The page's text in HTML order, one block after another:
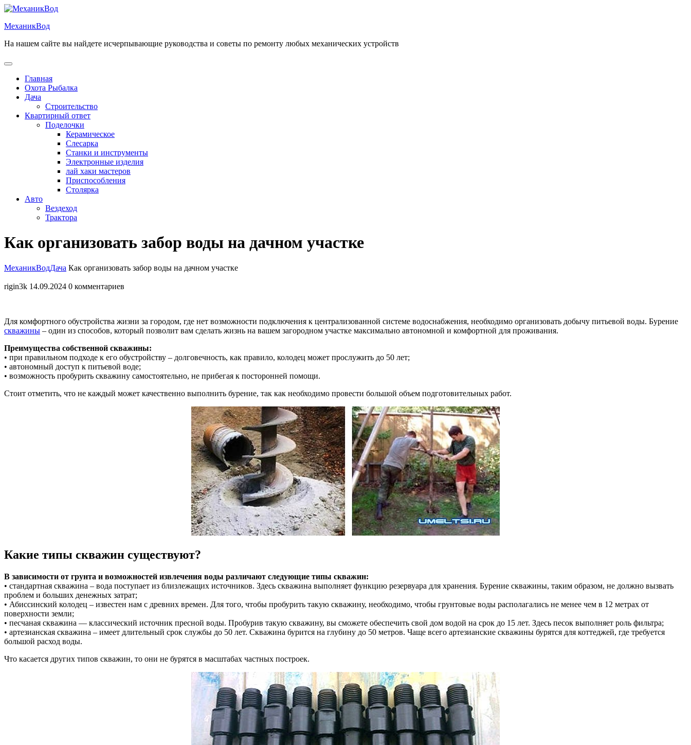
Перейти
содержимому
МеханикВод
На нашем сайте вы найдете исчерпывающие руководства и советы по ремонту любых механических устройств
Открыть
Главная
Охота Рыбалка
Дача
Строительство
Квартирный ответ
Поделочки
Керамическое
Слесарка
Станки и инструменты
Электронные изделия
лай хаки мастеров
Приспособления
Столярка
Авто
Вездеход
Трактора
меню
Как организовать забор воды на дачном участке
МеханикВодДача Как организовать забор воды на дачном участке
rigin3k 14.09.2024 0 комментариев
Для комфортного обустройства жизни за городом, где нет возможности подключения к централизованной системе водоснабжения, необходимо организовать добычу питьевой воды. Бурение
скважины – один из способов, который позволит вам сделать жизнь на вашем загородном участке максимально автономной и комфортной для проживания.
Преимущества собственной скважины:
• при правильном подходе к его обустройству – долговечность, как правило, колодец может прослужить до 50 лет;
• автономный доступ к питьевой воде;
• возможность пробурить скважину самостоятельно, не прибегая к посторонней помощи.
Стоит отметить, что не каждый может качественно выполнить бурение, так как необходимо провести большой объем подготовительных работ.
Какие типы скважин существуют?
В зависимости от грунта и возможностей извлечения воды различают следующие типы скважин:
• стандартная скважина – вода поступает из близлежащих источников. Здесь скважина выполняет функцию резервуара для хранения. Бурение скважины, таким образом, не должно вызвать
проблем и больших денежных затрат;
• Абиссинский колодец – известен нам с древних времен. Для того, чтобы пробурить такую ​​скважину, необходимо, чтобы грунтовые воды располагались не менее чем в 12 метрах от
поверхности земли;
• песчаная скважина — классический источник пресной воды. Пробурив такую ​​скважину, вы сможете обеспечить свой дом водой на срок до 15 лет. Здесь песок выполняет роль фильтра;
• артезианская скважина – имеет длительный срок службы до 50 лет. Скважина бурится на глубину до 50 метров. Чаще всего артезианские скважины бурятся для коттеджей, где требуется
большой расход воды.
Что касается других типов скважин, то они не бурятся в масштабах частных построек.